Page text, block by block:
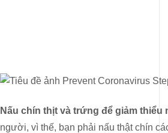
Nấu chín thịt và trứng để giảm thiểu
người, vì thế, bạn phải nấu thật chín